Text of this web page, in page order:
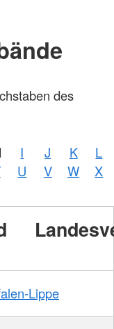
des
I J K
L
U V W
X
Lippe
Foto:
DRKS